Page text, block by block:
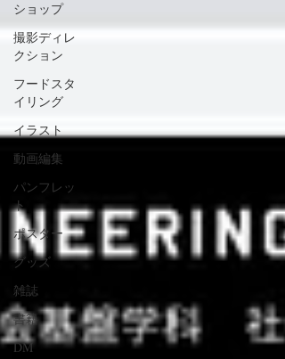
ショップ
撮影ディレ
クション
フードスタ
イリング
イラスト
動画編集
パンフレッ
ト
ポスター
グッズ
雑誌
書籍
DM